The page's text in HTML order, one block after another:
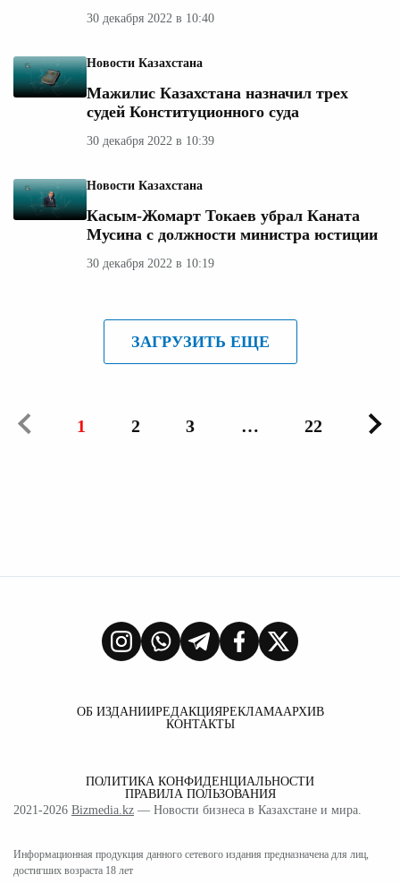
30 декабря 2022 в 10:40
Новости Казахстана
Мажилис Казахстана назначил трех
судей Конституционного суда
30 декабря 2022 в 10:39
Новости Казахстана
Касым-Жомарт Токаев убрал Каната
Мусина с должности министра юстиции
30 декабря 2022 в 10:19
ЗАГРУЗИТЬ ЕЩЕ
1 2 3 … 22
ОБ ИЗДАНИИРЕДАКЦИЯРЕКЛАМААРХИВ
КОНТАКТЫ
ПОЛИТИКА КОНФИДЕНЦИАЛЬНОСТИ
ПРАВИЛА ПОЛЬЗОВАНИЯ
2021-2026 Bizmedia.kz — Новости бизнеса в Казахстане и мира.
Информационная продукция данного сетевого издания предназначена для лиц,
достигших возраста 18 лет